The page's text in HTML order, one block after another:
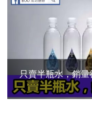
只賣半瓶水，銷